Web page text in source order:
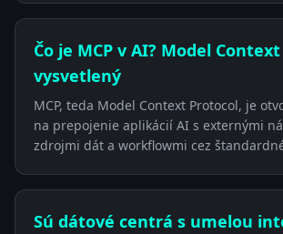
Čo je MCP v AI? Model
vysvetlený
MCP, teda Model Context Protocol, je
na prepojenie aplikácií AI s externými
zdrojmi dát a workflowmi cez
Sú dátové centrá s umelou